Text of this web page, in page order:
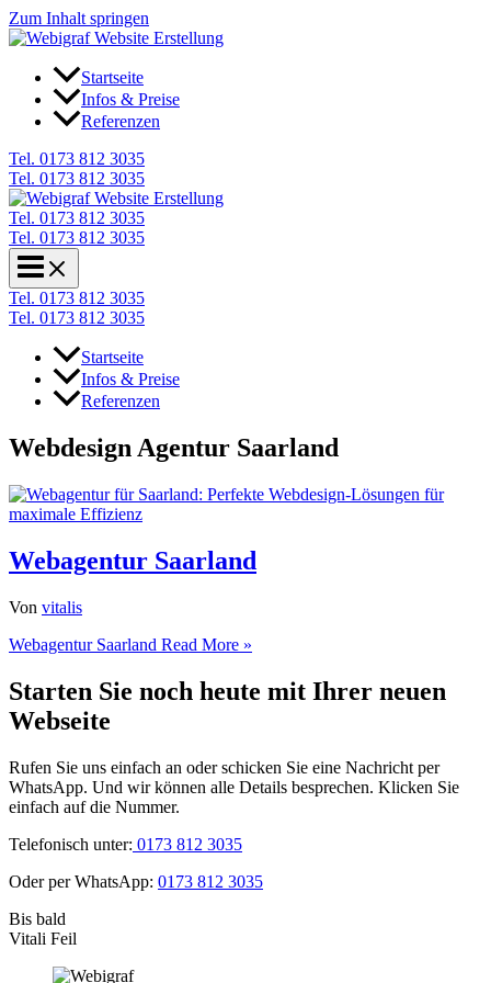
Zum Inhalt springen
Startseite
Infos & Preise
Referenzen
Tel. 0173 812 3035
Tel. 0173 812 3035
Tel. 0173 812 3035
Tel. 0173 812 3035
Tel. 0173 812 3035
Tel. 0173 812 3035
Startseite
Infos & Preise
Referenzen
Webdesign Agentur Saarland
Webagentur Saarland
Von vitalis
Webagentur Saarland Read More »
Starten Sie noch heute mit Ihrer neuen
Webseite
Rufen Sie uns einfach an oder schicken Sie eine Nachricht per
WhatsApp. Und wir können alle Details besprechen. Klicken Sie
einfach auf die Nummer.
Telefonisch unter: 0173 812 3035
Oder per WhatsApp: 0173 812 3035
Bis bald
Vitali Feil